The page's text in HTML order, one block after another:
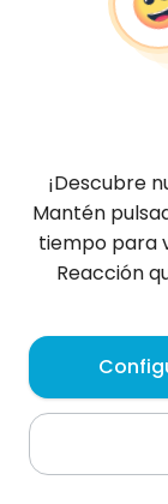
Katarzyna
Pionki
Sobre mí
¡Descubre
Mantén
tiempo para
Reacción